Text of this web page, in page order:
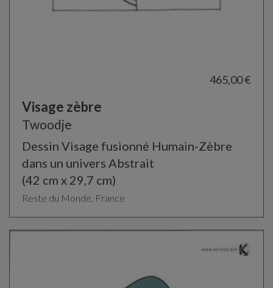
465,00 €
Visage zèbre
Twoodje
Dessin Visage fusionné Humain-Zèbre
dans un univers Abstrait
(42 cm x 29,7 cm)
Reste du Monde, France